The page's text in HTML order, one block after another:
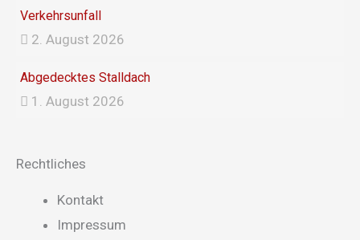
Verkehrsunfall
2. August 2026
Abgedecktes Stalldach
1. August 2026
Rechtliches
Main
Menu
Kontakt
Impressum